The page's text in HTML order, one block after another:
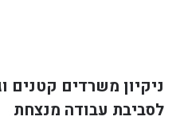
ניקיון משרדים קטנים
לסביבת עבודה מנצחת